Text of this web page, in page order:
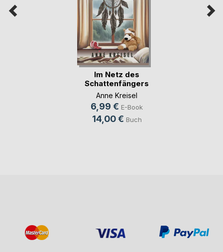
Im Netz des
Schattenfängers
Anne Kreisel
6,99 € E-Book
14,00 € Buch